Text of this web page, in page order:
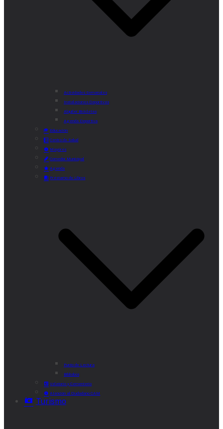
Actividades Semanales
Instalaciones Deportivas
Alquiler Bicicletas
Agenda Deportiva
Educación
Centro de Salud
Mayores
Comedor Municipal
Agenda
Préstamo de Libros
Punto de Lectura
Bibliobús
Velatorio y Cementerio
Atención al Ciudadano CAM
Turismo